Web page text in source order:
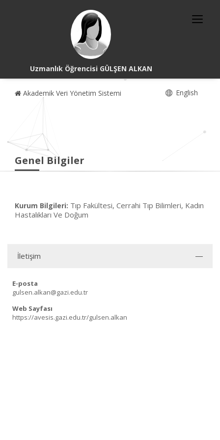
Uzmanlık Öğrencisi GÜLŞEN ALKAN
Akademik Veri Yönetim Sistemi English
Genel Bilgiler
Kurum Bilgileri: Tıp Fakültesi, Cerrahi Tıp Bilimleri, Kadın
Hastalıkları Ve Doğum
İletişim
E-posta
gulsen.alkan@gazi.edu.tr
Web Sayfası
https://avesis.gazi.edu.tr/gulsen.alkan